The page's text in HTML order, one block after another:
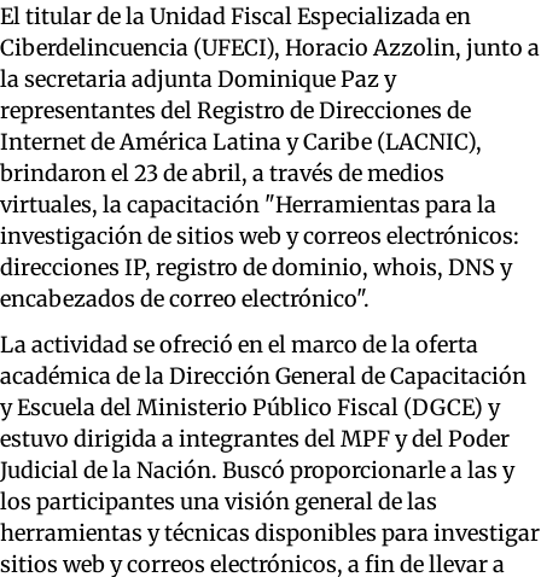
El titular de la Unidad Fiscal Especializada en
Ciberdelincuencia (UFECI), Horacio Azzolin, junto a
la secretaria adjunta Dominique Paz y
representantes del Registro de Direcciones de
Internet de América Latina y Caribe (LACNIC),
brindaron el 23 de abril, a través de medios
virtuales, la capacitación "Herramientas para la
investigación de sitios web y correos electrónicos:
direcciones IP, registro de dominio, whois, DNS y
encabezados de correo electrónico".
La actividad se ofreció en el marco de la oferta
académica de la Dirección General de Capacitación
y Escuela del Ministerio Público Fiscal (DGCE) y
estuvo dirigida a integrantes del MPF y del Poder
Judicial de la Nación. Buscó proporcionarle a las y
los participantes una visión general de las
herramientas y técnicas disponibles para investigar
sitios web y correos electrónicos, a fin de llevar a